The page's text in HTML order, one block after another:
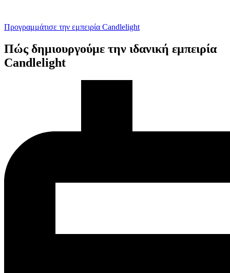
Προγραμμάτισε την εμπειρία Candlelight
Πώς δημιουργούμε την ιδανική εμπειρία
Candlelight